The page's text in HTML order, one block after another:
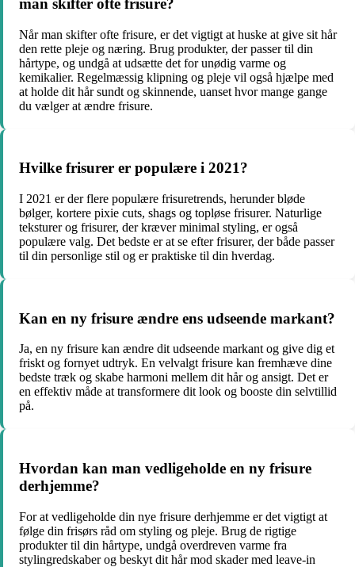
man skifter ofte frisure?
Når man skifter ofte frisure, er det vigtigt at huske at give sit hår
den rette pleje og næring. Brug produkter, der passer til din
hårtype, og undgå at udsætte det for unødig varme og
kemikalier. Regelmæssig klipning og pleje vil også hjælpe med
at holde dit hår sundt og skinnende, uanset hvor mange gange
du vælger at ændre frisure.
Hvilke frisurer er populære i 2021?
I 2021 er der flere populære frisuretrends, herunder bløde
bølger, kortere pixie cuts, shags og topløse frisurer. Naturlige
teksturer og frisurer, der kræver minimal styling, er også
populære valg. Det bedste er at se efter frisurer, der både passer
til din personlige stil og er praktiske til din hverdag.
Kan en ny frisure ændre ens udseende markant?
Ja, en ny frisure kan ændre dit udseende markant og give dig et
friskt og fornyet udtryk. En velvalgt frisure kan fremhæve dine
bedste træk og skabe harmoni mellem dit hår og ansigt. Det er
en effektiv måde at transformere dit look og booste din selvtillid
på.
Hvordan kan man vedligeholde en ny frisure
derhjemme?
For at vedligeholde din nye frisure derhjemme er det vigtigt at
følge din frisørs råd om styling og pleje. Brug de rigtige
produkter til din hårtype, undgå overdreven varme fra
stylingredskaber og beskyt dit hår mod skader med leave-in